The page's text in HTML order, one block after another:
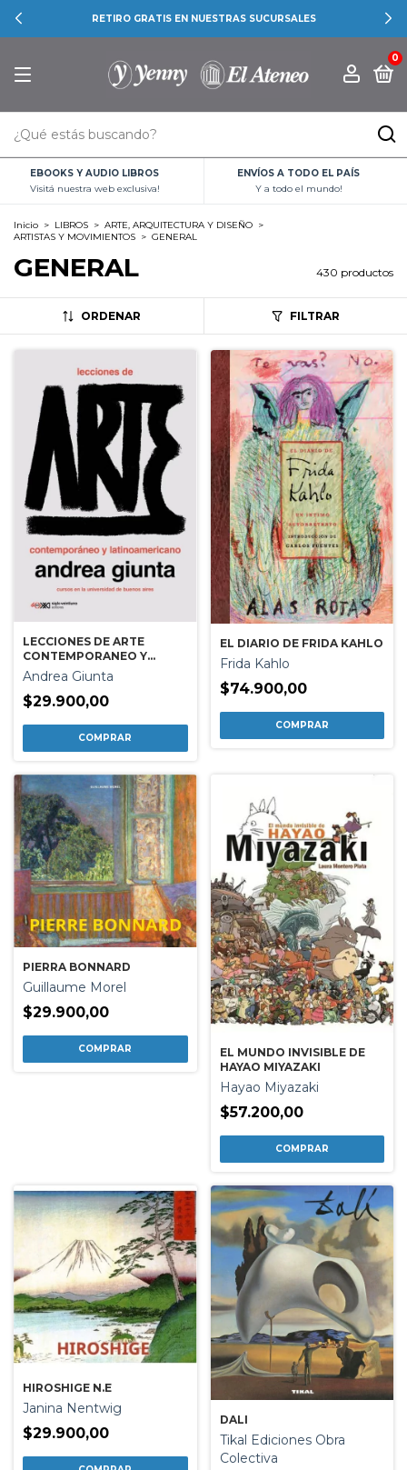
RETIRO GRATIS EN NUESTRAS SUCURSALES
0
EBOOKS Y AUDIO LIBROS
Visitá nuestra web exclusiva!
ENVÍOS A TODO EL PAÍS
Y a todo el mundo!
Inicio > LIBROS > ARTE, ARQUITECTURA Y DISEÑO >
ARTISTAS Y MOVIMIENTOS > GENERAL
GENERAL 430 productos
ORDENAR FILTRAR
LECCIONES DE ARTE
CONTEMPORANEO Y
LATINOAMERICANO
Andrea Giunta
$29.900,00
EL DIARIO DE FRIDA KAHLO
Frida Kahlo
$74.900,00
PIERRA BONNARD
Guillaume Morel
$29.900,00
EL MUNDO INVISIBLE DE
HAYAO MIYAZAKI
Hayao Miyazaki
$57.200,00
HIROSHIGE N.E
Janina Nentwig
$29.900,00
DALI
Tikal Ediciones Obra
Colectiva